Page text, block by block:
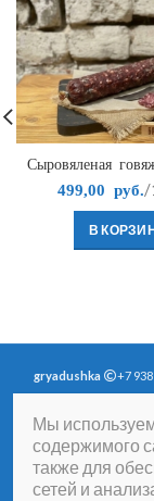
Сыровяленая
499,00 руб. /
В
gryadushka +7
Согласие на
рассылки
информационных
материалов
Мы
содержимого
также для
сетей и